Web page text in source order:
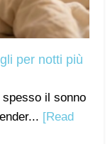
per notti più
il sonno
[Read